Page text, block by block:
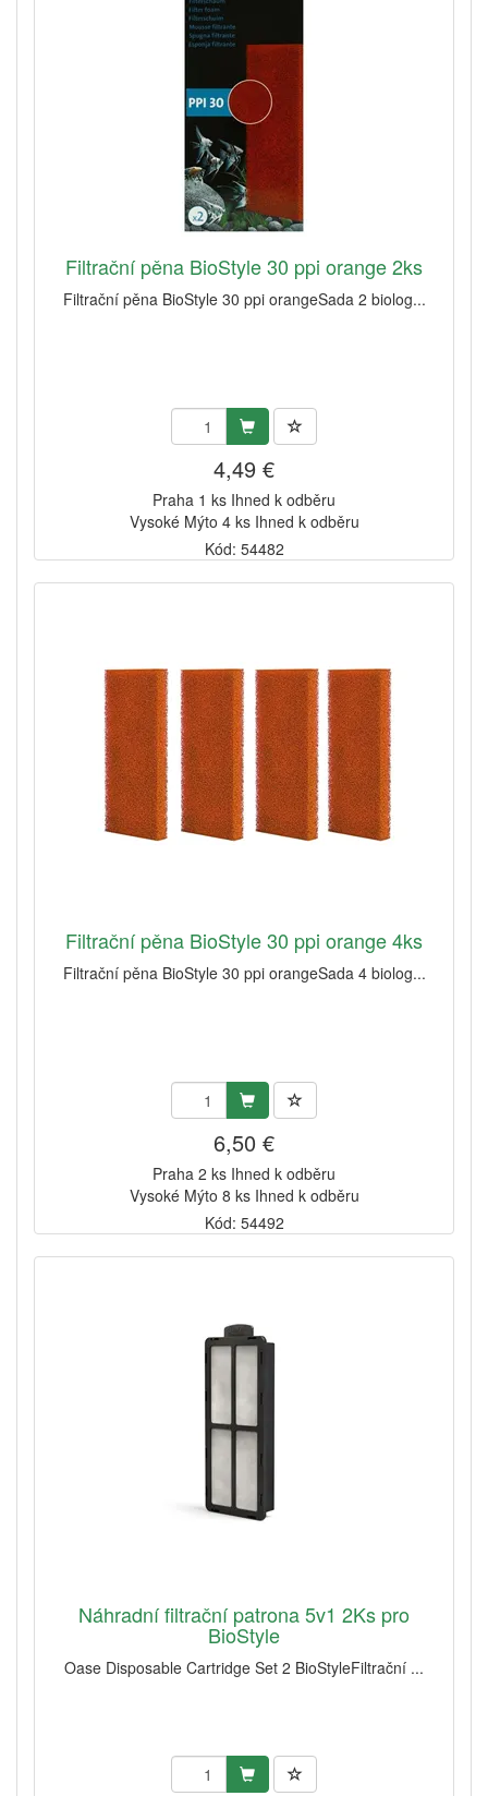
Filtrační pěna BioStyle 30 ppi orange 2ks
Filtrační pěna BioStyle 30 ppi orangeSada 2 biolog...
4,49 €
Praha 1 ks Ihned k odběru
Vysoké Mýto 4 ks Ihned k odběru
Kód: 54482
Filtrační pěna BioStyle 30 ppi orange 4ks
Filtrační pěna BioStyle 30 ppi orangeSada 4 biolog...
6,50 €
Praha 2 ks Ihned k odběru
Vysoké Mýto 8 ks Ihned k odběru
Kód: 54492
Náhradní filtrační patrona 5v1 2Ks pro
BioStyle
Oase Disposable Cartridge Set 2 BioStyleFiltrační ...